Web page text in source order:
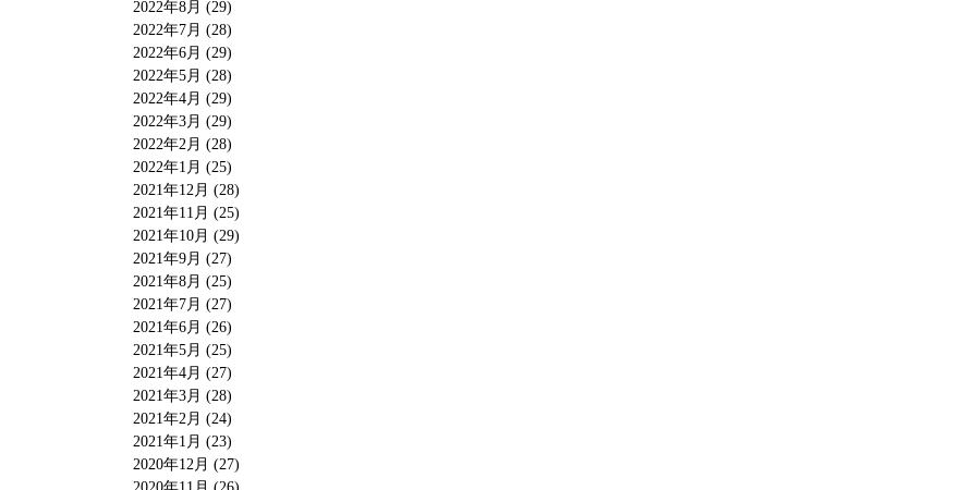
2022年8月 (29)
2022年7月 (28)
2022年6月 (29)
2022年5月 (28)
2022年4月 (29)
2022年3月 (29)
2022年2月 (28)
2022年1月 (25)
2021年12月 (28)
2021年11月 (25)
2021年10月 (29)
2021年9月 (27)
2021年8月 (25)
2021年7月 (27)
2021年6月 (26)
2021年5月 (25)
2021年4月 (27)
2021年3月 (28)
2021年2月 (24)
2021年1月 (23)
2020年12月 (27)